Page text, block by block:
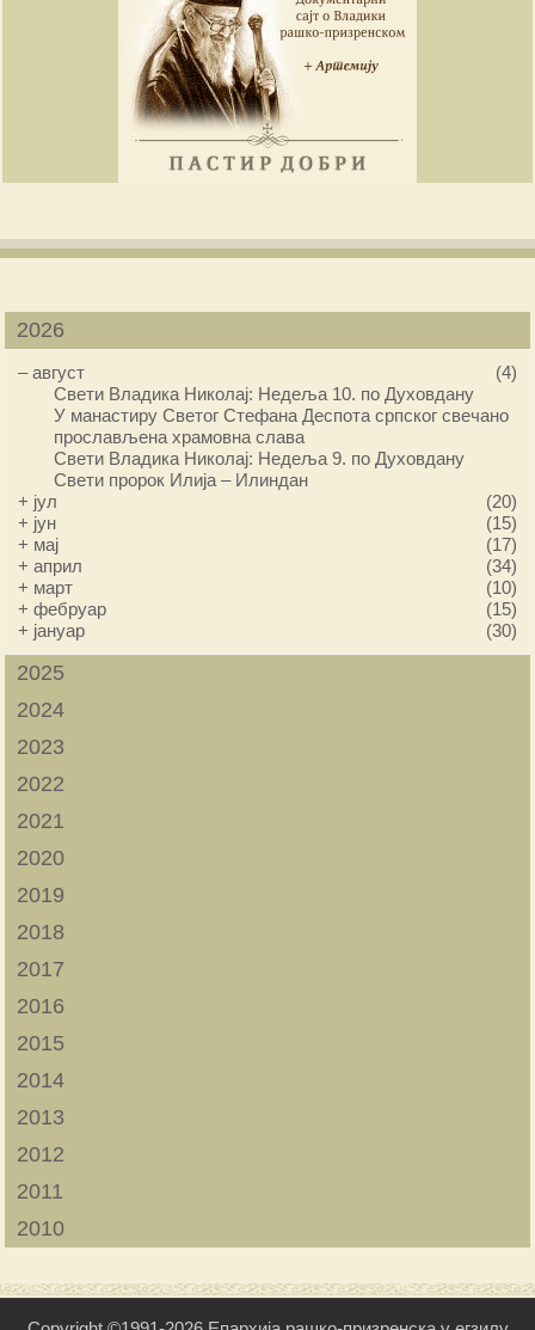
2026
–август
(4)
Свети Владика Николај: Недеља 10. по Духовдану
У манастиру Светог Стефана Деспота српског свечано
прослављена храмовна слава
Свети Владика Николај: Недеља 9. по Духовдану
Свети пророк Илија – Илиндан
+ јул
(20)
+ јун
(15)
+ мај
(17)
+април
(34)
+ март
(10)
+фебруар
(15)
+ јануар (30)
2025
2024
2023
2022
2021
2020
2019
2018
2017
2016
2015
2014
2013
2012
2011
2010